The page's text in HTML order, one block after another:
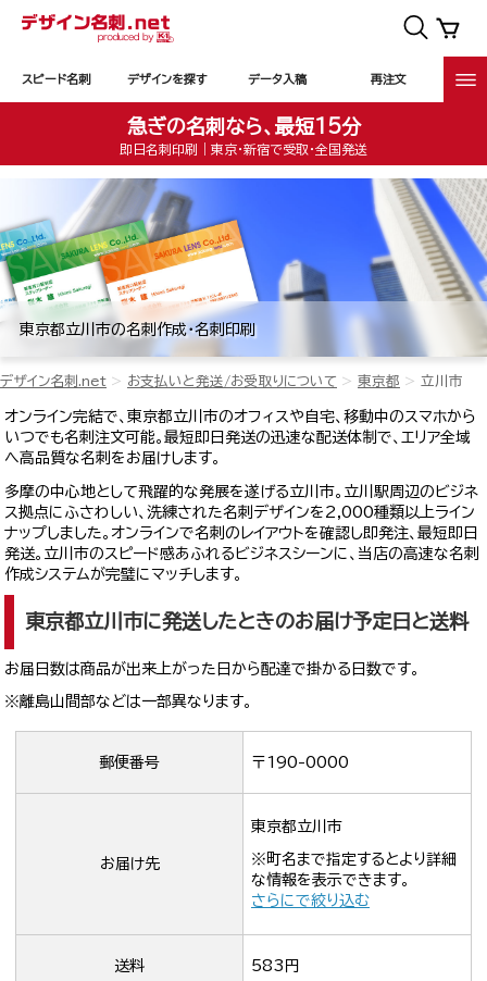
スピード名刺 デザインを探す データ入稿 再注文
急ぎの名刺なら、最短15分
即日名刺印刷｜東京・新宿で受取・全国発送
東京都立川市の名刺作成・名刺印刷
デザイン名刺.net お支払いと発送/お受取りについて 東京都 立川市
オンライン完結で、東京都立川市のオフィスや自宅、移動中のスマホから
いつでも名刺注文可能。最短即日発送の迅速な配送体制で、エリア全域
へ高品質な名刺をお届けします。
多摩の中心地として飛躍的な発展を遂げる立川市。立川駅周辺のビジネ
ス拠点にふさわしい、洗練された名刺デザインを2,000種類以上ライン
ナップしました。オンラインで名刺のレイアウトを確認し即発注、最短即日
発送。立川市のスピード感あふれるビジネスシーンに、当店の高速な名刺
作成システムが完璧にマッチします。
東京都立川市に発送したときのお届け予定日と送料
お届日数は商品が出来上がった日から配達で掛かる日数です。
※離島山間部などは一部異なります。
郵便番号 〒190-0000
お届け先
東京都立川市
※町名まで指定するとより詳細
な情報を表示できます。
さらにで絞り込む
送料 583円